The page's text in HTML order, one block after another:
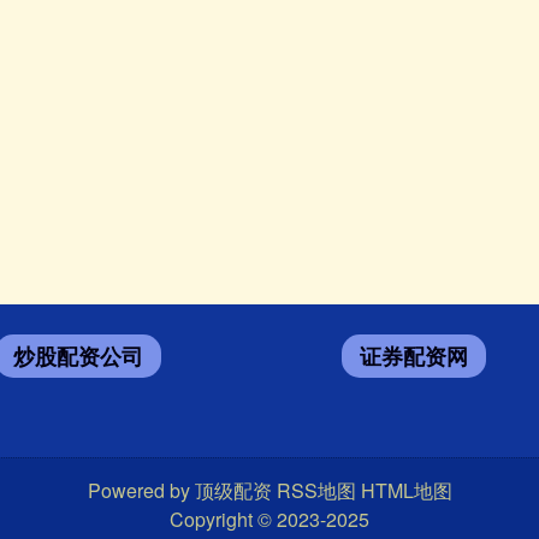
炒股配资公司 证券配资网
Powered by顶级配资 RSS地图 HTML地图
Copyright© 2023-2025